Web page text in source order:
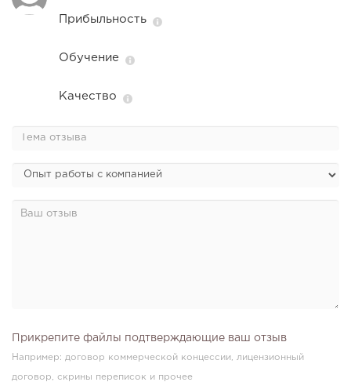
для бизнеса,...
Прибыльность
Обучение
Качество
Прикрепите файлы подтверждающие ваш отзыв
Например: договор коммерческой концессии, лицензионный
договор, скрины переписок и прочее